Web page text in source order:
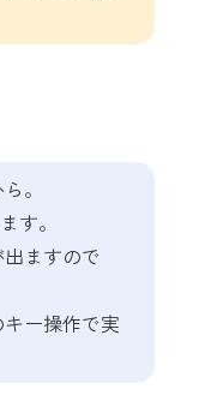
。
す。
ますので
ー操作で実